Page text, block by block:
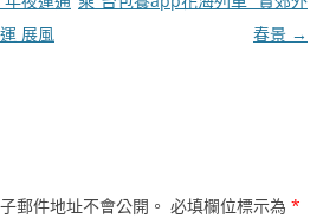
展風
春景 →
郵件地址不會公開。 必填欄位標示為 *